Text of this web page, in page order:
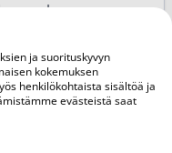
kasvun
keskenmenon.
Jos et
ja suorituskyvyn
kokemuksen
henkilökohtaista sisältöä ja
evästeistä saat